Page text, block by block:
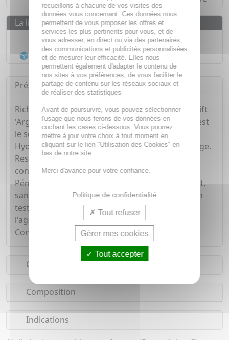
La livraison
Livraison gratuite dès55€
Acheminement Chronoposten 24h*
Présentation
Riche en vitamines A et E et e, Oméga 3, 6 et 9, Lift
'Argan Huile d'argan 100% de Natessance Pure est
le soin nutritionnel idéal pour les peaux sèches.
Hydratante, nourrissante, régénérante et anti-âge.
Restaure le film hydrolipidique cutané, redonne
confort, souplesse, douceur et éclat à la peau.
Pénètre rapidement. Sans parfum, sans colorant,
sans conservateur, sans silicone, sans OGM. Non
testé sur les animaux. Ingrédients issus de
l'agriculture biologique certifiée Ecocert.
Conditionnement : flacon verre.
Conseils d'utilisation
Composition
Indications
recueillons à chacune de vos visites des
données vous concernant. Ces données nous
permettent de vous proposer les offres et
services les plus pertinents pour vous, et de
vous adresser, en direct ou via des partenaires,
des communications et publicités personnalisées
et de mesurer leur efficacité. Elles nous
permettent également d'adapter le contenu de
nos sites à vos préférences, de vous faciliter le
partage de contenu sur les réseaux sociaux et
de réaliser des statistiques
Avant de poursuivre, vous pouvez sélectionner
l'usage que nous ferons de vos données en
cochant les cases ci-dessous. Vous pourrez
mettre à jour votre choix à tout moment en
cliquant sur le lien "Utilisation des Cookies" en
bas de notre site.
Merci d'avance pour votre confiance.
Politique de confidentialité
Tout refuser
Gérer mes cookies
Tout accepter